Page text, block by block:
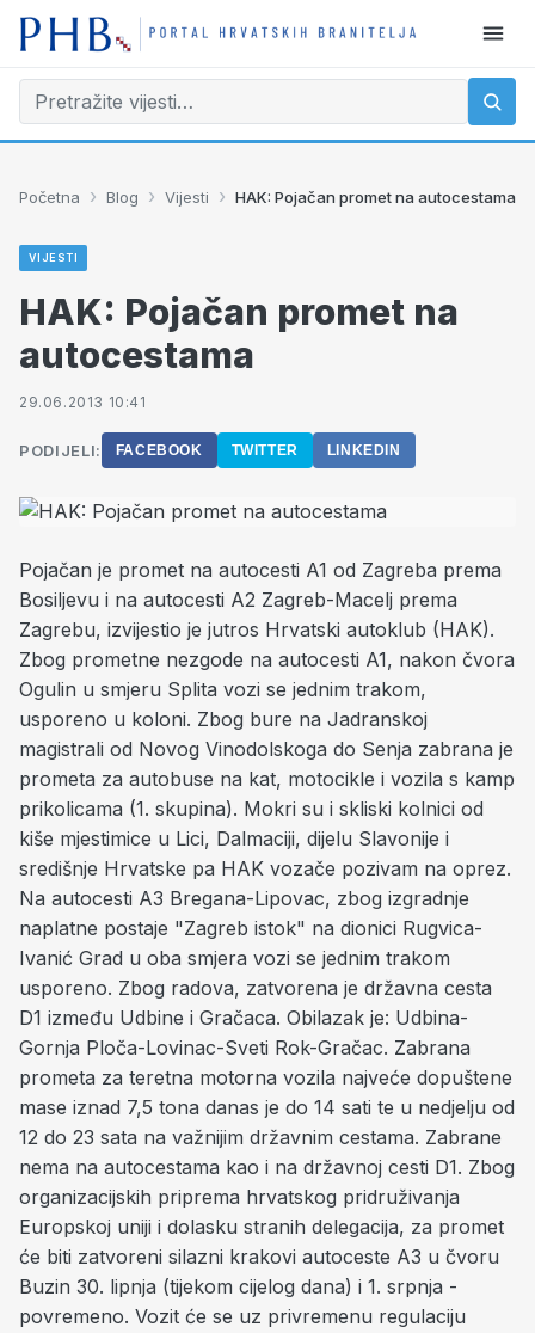
Početna › Blog › Vijesti › HAK: Pojačan promet na autocestama
VIJESTI
HAK: Pojačan promet na
autocestama
29.06.2013 10:41
PODIJELI: FACEBOOK TWITTER LINKEDIN
Pojačan je promet na autocesti A1 od Zagreba prema
Bosiljevu i na autocesti A2 Zagreb-Macelj prema
Zagrebu, izvijestio je jutros Hrvatski autoklub (HAK).
Zbog prometne nezgode na autocesti A1, nakon čvora
Ogulin u smjeru Splita vozi se jednim trakom,
usporeno u koloni. Zbog bure na Jadranskoj
magistrali od Novog Vinodolskoga do Senja zabrana je
prometa za autobuse na kat, motocikle i vozila s kamp
prikolicama (1. skupina). Mokri su i skliski kolnici od
kiše mjestimice u Lici, Dalmaciji, dijelu Slavonije i
središnje Hrvatske pa HAK vozače pozivam na oprez.
Na autocesti A3 Bregana-Lipovac, zbog izgradnje
naplatne postaje "Zagreb istok" na dionici Rugvica-
Ivanić Grad u oba smjera vozi se jednim trakom
usporeno. Zbog radova, zatvorena je državna cesta
D1 između Udbine i Gračaca. Obilazak je: Udbina-
Gornja Ploča-Lovinac-Sveti Rok-Gračac. Zabrana
prometa za teretna motorna vozila najveće dopuštene
mase iznad 7,5 tona danas je do 14 sati te u nedjelju od
12 do 23 sata na važnijim državnim cestama. Zabrane
nema na autocestama kao i na državnoj cesti D1. Zbog
organizacijskih priprema hrvatskog pridruživanja
Europskoj uniji i dolasku stranih delegacija, za promet
će biti zatvoreni silazni krakovi autoceste A3 u čvoru
Buzin 30. lipnja (tijekom cijelog dana) i 1. srpnja -
povremeno. Vozit će se uz privremenu regulaciju